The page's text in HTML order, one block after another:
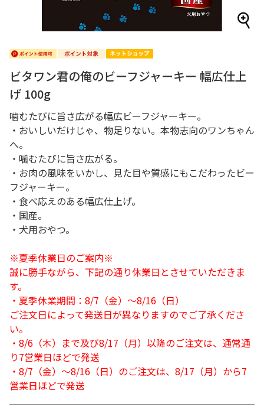
ビタワン君の俺のビーフジャーキー 幅広仕上
げ 100g
噛むたびに旨さ広がる幅広ビーフジャーキー。
・おいしいだけじゃ、物足りない。本物志向のワンちゃん
へ。
・噛むたびに旨さ広がる。
・お肉の風味をいかし、見た目や質感にもこだわったビー
フジャーキー。
・食べ応えのある幅広仕上げ。
・国産。
・犬用おやつ。
※夏季休業日のご案内※
誠に勝手ながら、下記の通り休業日とさせていただきま
す。
・夏季休業期間：8/7（金）～8/16（日）
ご注文日によって発送日が異なりますのでご了承くださ
い。
・8/6（木）まで及び8/17（月）以降のご注文は、通常通
り7営業日ほどで発送
・8/7（金）～8/16（日）のご注文は、8/17（月）から7
営業日ほどで発送